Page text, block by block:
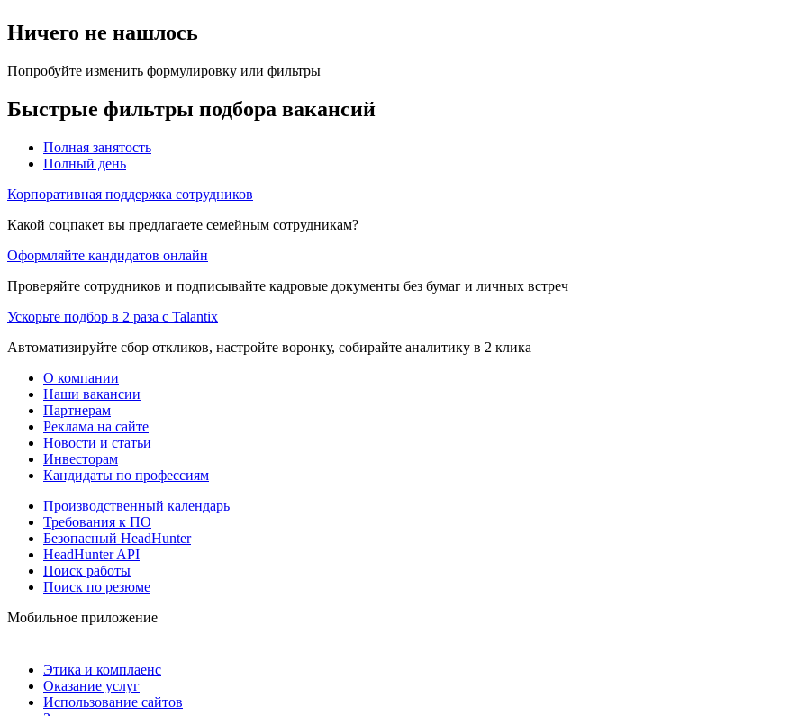
Ничего не нашлось
Попробуйте изменить формулировку или фильтры
Быстрые фильтры подбора вакансий
Полная занятость
Полный день
Корпоративная поддержка сотрудников
Какой соцпакет вы предлагаете семейным сотрудникам?
Оформляйте кандидатов онлайн
Проверяйте сотрудников и подписывайте кадровые документы без бумаг и личных встреч
Ускорьте подбор в 2 раза с Talantix
Автоматизируйте сбор откликов, настройте воронку, собирайте аналитику в 2 клика
О компании
Наши вакансии
Партнерам
Реклама на сайте
Новости и статьи
Инвесторам
Кандидаты по профессиям
Производственный календарь
Требования к ПО
Безопасный HeadHunter
HeadHunter API
Поиск работы
Поиск по резюме
Мобильное приложение
Этика и комплаенс
Оказание услуг
Использование сайтов